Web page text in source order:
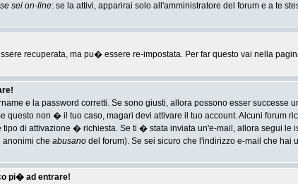
sei on-line: se la attivi, apparirai solo all'amministratore del forum e a te
recuperata, ma pu� essere re-impostata. Per far questo vai nella
e la password corretti. Se sono giusti, allora possono esser successe
questo non � il tuo caso, magari devi attivare il tuo account. Alcuni
di attivazione � richiesta. Se ti � stata inviata un'e-mail, allora segui
che abusano del forum). Se sei sicuro che l'indirizzo e-mail che hai
pi� ad entrare!